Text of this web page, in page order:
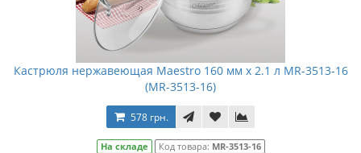
Кастрюля нержавеющая Maestro 160 мм x 2.1 л MR-3513-16
(MR-3513-16)
578 грн.
На складе Код товара: MR-3513-16